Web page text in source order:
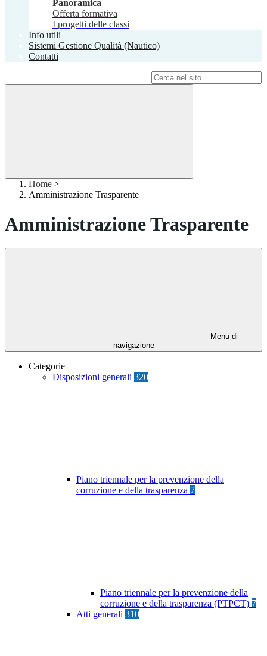
Panoramica
Offerta formativa
I progetti delle classi
Info utili
Sistemi Gestione Qualità (Nautico)
Contatti
Home >
Amministrazione Trasparente
Amministrazione Trasparente
Menu di
navigazione
Categorie
Disposizioni generali 320
Piano triennale per la prevenzione della
corruzione e della trasparenza 7
Piano triennale per la prevenzione della
corruzione e della trasparenza (PTPCT) 7
Atti generali 310